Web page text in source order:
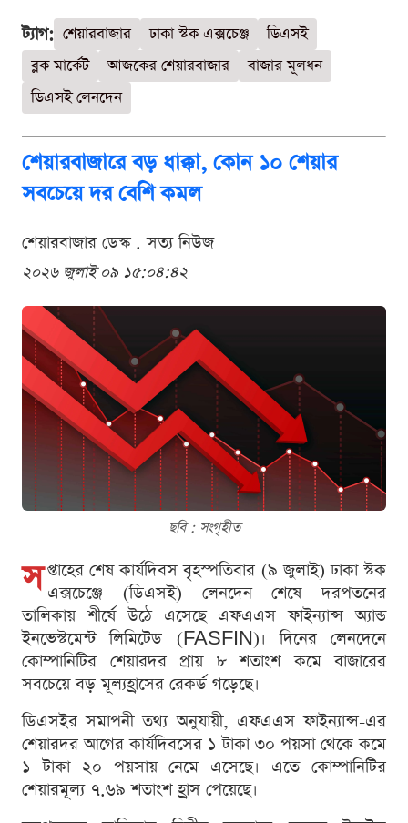
ট্যাগ: শেয়ারবাজার ঢাকা স্টক এক্সচেঞ্জ
ডিএসই
ব্লক মার্কেট
আজকের শেয়ারবাজার
বাজার মূলধন
ডিএসই লেনদেন
শেয়ারবাজারে বড় ধাক্কা, কোন ১০ শেয়ার
সবচেয়ে দর বেশি কমল
শেয়ারবাজার ডেস্ক . সত্য নিউজ
২০২৬ জুলাই ০৯ ১৫:০৪:৪২
ছবি : সংগৃহীত
স প্তাহের শেষ কার্যদিবস বৃহস্পতিবার (৯ জুলাই) ঢাকা স্টক
এক্সচেঞ্জে (ডিএসই) লেনদেন শেষে দরপতনের
তালিকায় শীর্ষে উঠে এসেছে এফএএস ফাইন্যান্স অ্যান্ড
ইনভেস্টমেন্ট লিমিটেড (FASFIN)। দিনের লেনদেনে
কোম্পানিটির শেয়ারদর প্রায় ৮ শতাংশ কমে বাজারের
সবচেয়ে বড় মূল্যহ্রাসের রেকর্ড গড়েছে।
ডিএসইর সমাপনী তথ্য অনুযায়ী, এফএএস ফাইন্যান্স-এর
শেয়ারদর আগের কার্যদিবসের ১ টাকা ৩০ পয়সা থেকে কমে
১ টাকা ২০ পয়সায় নেমে এসেছে। এতে কোম্পানিটির
শেয়ারমূল্য ৭.৬৯ শতাংশ হ্রাস পেয়েছে।